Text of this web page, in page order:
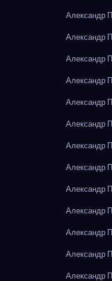
Александр
Александр
Александр
Александр
Александр
Александр
Александр
Александр
Александр
Александр
Александр
Александр
Александр